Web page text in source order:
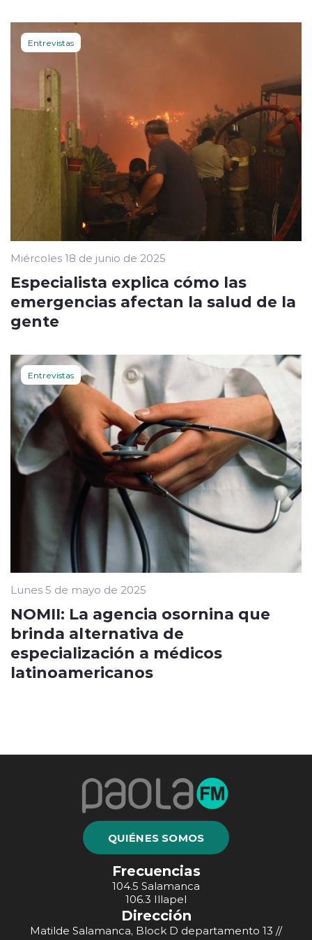
Entrevistas
Miércoles 18 de junio de 2025
Especialista explica cómo las
emergencias afectan la salud de la
gente
Entrevistas
Lunes 5 de mayo de 2025
NOMII: La agencia osornina que
brinda alternativa de
especialización a médicos
latinoamericanos
QUIÉNES SOMOS
Frecuencias
104.5 Salamanca
106.3 Illapel
Dirección
Matilde Salamanca, Block D departamento 13 //